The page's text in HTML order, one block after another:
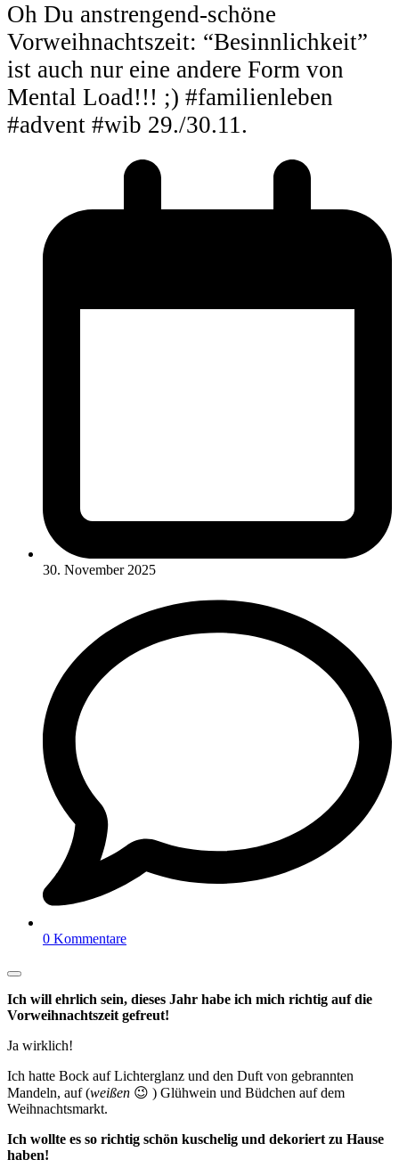
Oh Du anstrengend-schöne
Vorweihnachtszeit: “Besinnlichkeit”
ist auch nur eine andere Form von
Mental Load!!! ;) #familienleben
#advent #wib 29./30.11.
30. November 2025
0 Kommentare
Ich will ehrlich sein, dieses Jahr habe ich mich richtig auf die
Vorweihnachtszeit gefreut!
Ja wirklich!
Ich hatte Bock auf Lichterglanz und den Duft von gebrannten
Mandeln, auf (weißen 😉 ) Glühwein und Büdchen auf dem
Weihnachtsmarkt.
Ich wollte es so richtig schön kuschelig und dekoriert zu Hause
haben!